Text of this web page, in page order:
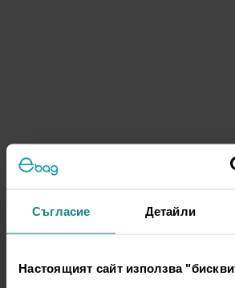
Съгласие Детайли
Настоящият сайт използва